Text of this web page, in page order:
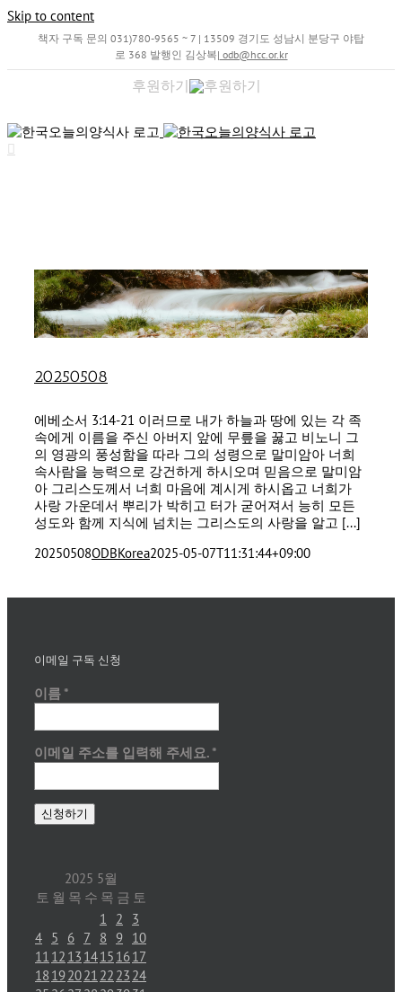
Skip to content
책자 구독 문의 031)780-9565 ~ 7 | 13509 경기도 성남시 분당구 야탑
로 368 발행인 김상복| odb@hcc.or.kr
후원하기
20250508
에베소서 3:14-21 이러므로 내가 하늘과 땅에 있는 각 족
속에게 이름을 주신 아버지 앞에 무릎을 꿇고 비노니 그
의 영광의 풍성함을 따라 그의 성령으로 말미암아 너희
속사람을 능력으로 강건하게 하시오며 믿음으로 말미암
아 그리스도께서 너희 마음에 계시게 하시옵고 너희가
사랑 가운데서 뿌리가 박히고 터가 굳어져서 능히 모든
성도와 함께 지식에 넘치는 그리스도의 사랑을 알고 [...]
20250508ODBKorea2025-05-07T11:31:44+09:00
이메일 구독 신청
이름 *
이메일 주소를 입력해 주세요. *
2025 5월
토 월 목 수 목 금 토
1 2
3
4 5 6 7 8 9 10
11 12 13 1415 1617
18 192021 22 23 24